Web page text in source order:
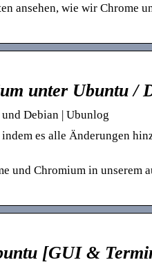
ansehen, wie wir Chrome
unter Ubuntu /
Debian | Ubunlog
es alle Änderungen
und Chromium in unserem
[GUI &